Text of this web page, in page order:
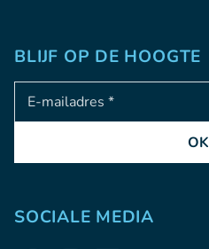
BLIJF OP DE HOOGTE
Adresse e-mail
OK
SOCIALE MEDIA